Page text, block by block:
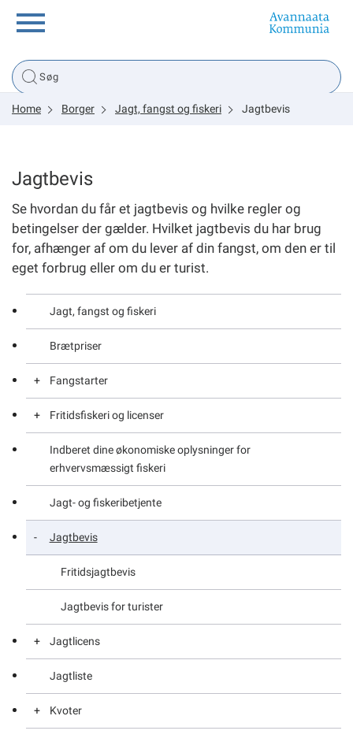
Borger
Politik
Tsunami
sullissivik.gl
Planportal
Om kommunen
Home Borger Jagt, fangst og fiskeri Jagtbevis
Jagt, fangst og fiskeri
Brætpriser
Fangstarter
Indsamling af fugleæg
Jagt på fugle – for fritidsjægere
Jagt på moskusokse
Jagt på rensdyr
Jagt på store hvaler
Fritidsfiskeri og licenser
Ansøg om fritidslicens til laks
Fritidsfiskeri
Fritidsfiskeri efter torsk
Rapporter din laksefangst
Indberet dine økonomiske oplysninger for
erhvervsmæssigt fiskeri
Jagt- og fiskeribetjente
Jagtbevis
Fritidsjagtbevis
Jagtbevis for turister
Jagtlicens
Ansøg og indberet fangster, licenser til rensdyr og
moskus
Jagtliste
Kvoter
Jagtbevis
Se hvordan du får et jagtbevis og hvilke regler og
betingelser der gælder. Hvilket jagtbevis du har brug
for, afhænger af om du lever af din fangst, om den er til
eget forbrug eller om du er turist.